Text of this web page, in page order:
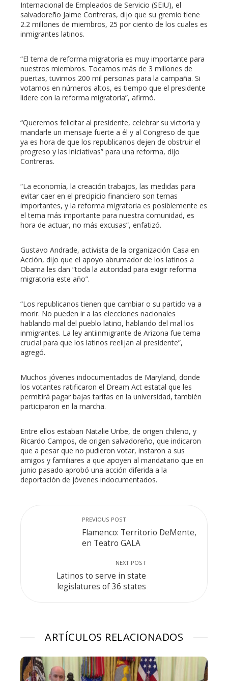
Internacional de Empleados de Servicio (SEIU), el
salvadoreño Jaime Contreras, dijo que su gremio tiene
2.2 millones de miembros, 25 por ciento de los cuales es
inmigrantes latinos.
“El tema de reforma migratoria es muy importante para
nuestros miembros. Tocamos más de 3 millones de
puertas, tuvimos 200 mil personas para la campaña. Si
votamos en números altos, es tiempo que el presidente
lidere con la reforma migratoria”, afirmó.
“Queremos felicitar al presidente, celebrar su victoria y
mandarle un mensaje fuerte a él y al Congreso de que
ya es hora de que los republicanos dejen de obstruir el
progreso y las iniciativas” para una reforma, dijo
Contreras.
“La economía, la creación trabajos, las medidas para
evitar caer en el precipicio financiero son temas
importantes, y la reforma migratoria es posiblemente es
el tema más importante para nuestra comunidad, es
hora de actuar, no más excusas”, enfatizó.
Gustavo Andrade, activista de la organización Casa en
Acción, dijo que el apoyo abrumador de los latinos a
Obama les dan “toda la autoridad para exigir reforma
migratoria este año”.
“Los republicanos tienen que cambiar o su partido va a
morir. No pueden ir a las elecciones nacionales
hablando mal del pueblo latino, hablando del mal los
inmigrantes. La ley antiinmigrante de Arizona fue tema
crucial para que los latinos reelijan al presidente”,
agregó.
Muchos jóvenes indocumentados de Maryland, donde
los votantes ratificaron el Dream Act estatal que les
permitirá pagar bajas tarifas en la universidad, también
participaron en la marcha.
Entre ellos estaban Natalie Uribe, de origen chileno, y
Ricardo Campos, de origen salvadoreño, que indicaron
que a pesar que no pudieron votar, instaron a sus
amigos y familiares a que apoyen al mandatario que en
junio pasado aprobó una acción diferida a la
deportación de jóvenes indocumentados.
PREVIOUS POST
Flamenco: Territorio DeMente,
en Teatro GALA
NEXT POST
Latinos to serve in state
legislatures of 36 states
ARTÍCULOS RELACIONADOS